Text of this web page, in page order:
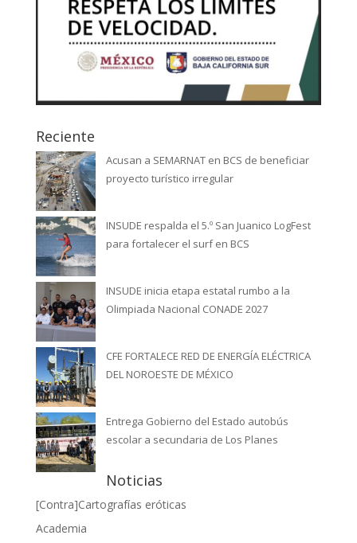
Reciente
Acusan a SEMARNAT en BCS de beneficiar
proyecto turístico irregular
INSUDE respalda el 5.º San Juanico LogFest
para fortalecer el surf en BCS
INSUDE inicia etapa estatal rumbo a la
Olimpiada Nacional CONADE 2027
CFE FORTALECE RED DE ENERGÍA ELÉCTRICA
DEL NOROESTE DE MÉXICO
Entrega Gobierno del Estado autobús
escolar a secundaria de Los Planes
Noticias
[Contra]Cartografías eróticas
Academia